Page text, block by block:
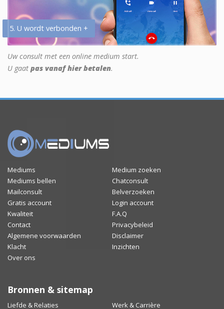
5. U wordt verbonden +
Uw consult met een online medium start.
U gaat pas vanaf hier betalen.
Mediums
Medium zoeken
Mediums bellen
Chatconsult
Mailconsult
Belverzoeken
Gratis account
Login account
Kwaliteit
F.A.Q
Contact
Privacybeleid
Algemene voorwaarden
Disclaimer
Klacht
Inzichten
Over ons
Bronnen & sitemap
Liefde & Relaties Werk & Carrière